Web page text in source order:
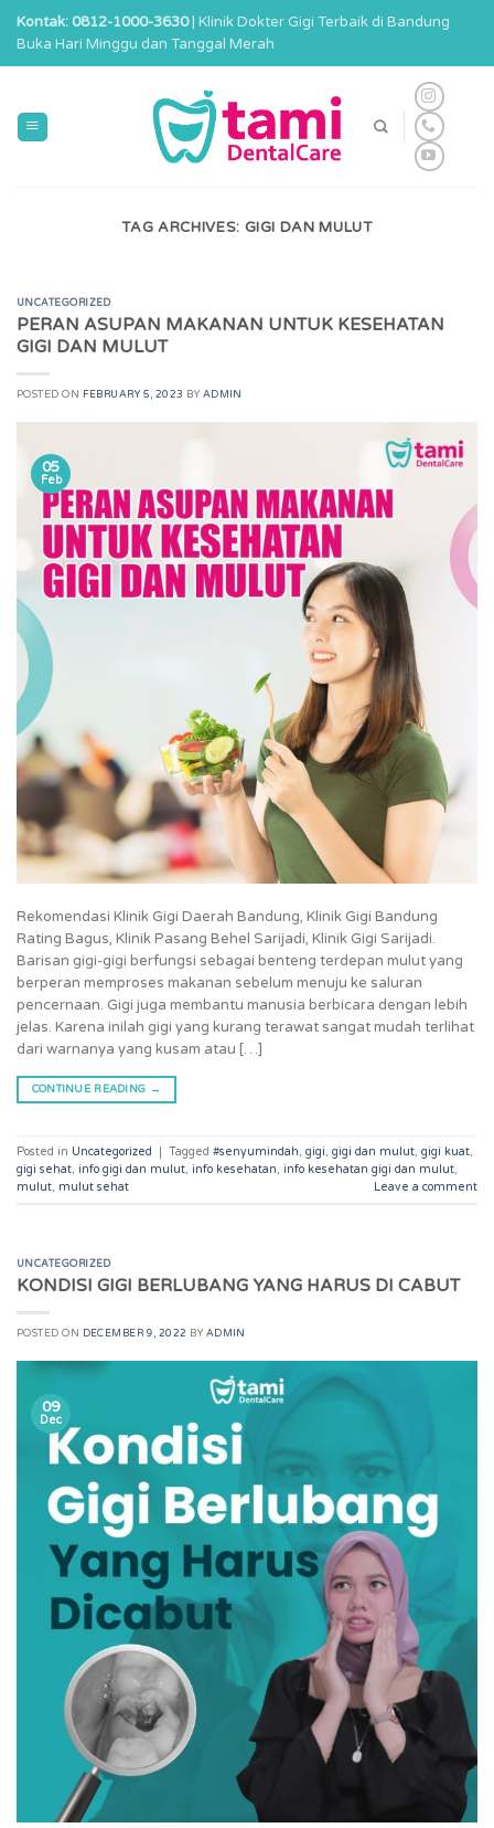
Skip
content
Kontak: 0812-1000-3630| Klinik Dokter Gigi Terbaik di Bandung
Buka Hari Minggu dan Tanggal Merah
TAG ARCHIVES: GIGI DAN MULUT
UNCATEGORIZED
PERAN ASUPAN MAKANAN UNTUK KESEHATAN
GIGI DAN MULUT
POSTED ON FEBRUARY 5, 2023 BY ADMIN
05
Feb
Rekomendasi Klinik Gigi Daerah Bandung, Klinik Gigi Bandung
Rating Bagus, Klinik Pasang Behel Sarijadi, Klinik Gigi Sarijadi.
Barisan gigi-gigi berfungsi sebagai benteng terdepan mulut yang
berperan memproses makanan sebelum menuju ke saluran
pencernaan. Gigi juga membantu manusia berbicara dengan lebih
jelas. Karena inilah gigi yang kurang terawat sangat mudah terlihat
dari warnanya yang kusam atau […]
CONTINUE READING →
Posted in Uncategorized | Tagged #senyumindah, gigi, gigi dan mulut, gigi kuat,
gigi sehat, info gigi dan mulut, info kesehatan, info kesehatan gigi dan mulut,
mulut, mulut sehat Leave a comment
UNCATEGORIZED
KONDISI GIGI BERLUBANG YANG HARUS DI CABUT
POSTED ON DECEMBER 9, 2022 BY ADMIN
09
Dec